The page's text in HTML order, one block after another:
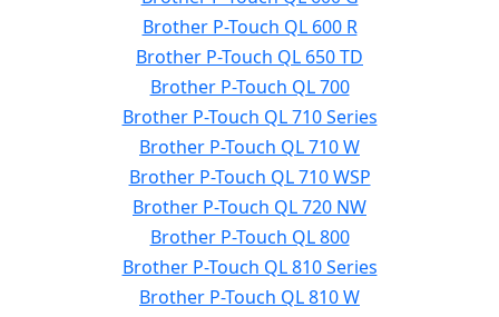
Brother P-Touch QL 600 R
Brother P-Touch QL 650 TD
Brother P-Touch QL 700
Brother P-Touch QL 710 Series
Brother P-Touch QL 710 W
Brother P-Touch QL 710 WSP
Brother P-Touch QL 720 NW
Brother P-Touch QL 800
Brother P-Touch QL 810 Series
Brother P-Touch QL 810 W